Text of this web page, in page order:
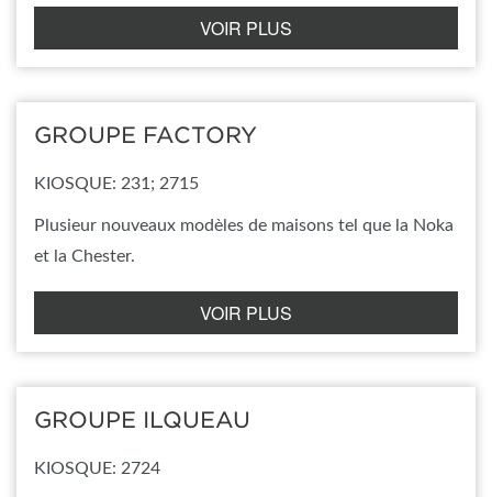
VOIR PLUS
GROUPE FACTORY
KIOSQUE: 231; 2715
Plusieur nouveaux modèles de maisons tel que la Noka
et la Chester.
VOIR PLUS
GROUPE ILQUEAU
KIOSQUE: 2724